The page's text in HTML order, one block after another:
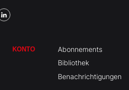
KONTO
Abonnements
Bibliothek
Benachrichtigungen